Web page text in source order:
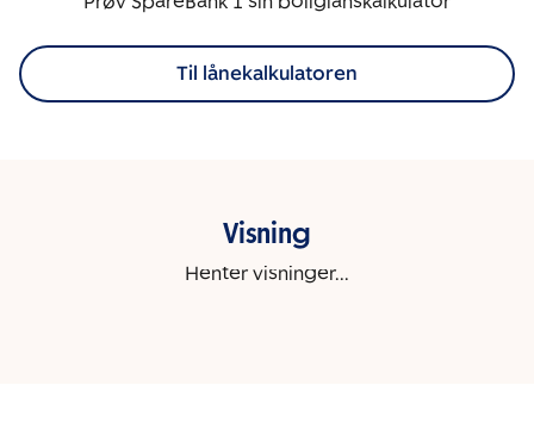
Til lånekalkulatoren
Visning
Henter visninger...